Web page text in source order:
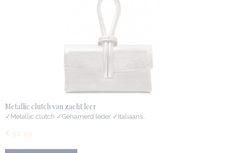
Metallic clutch van zacht leer
✓Metallic clutch ✓Gehamerd leder ✓Italiaans…
€ 91,99